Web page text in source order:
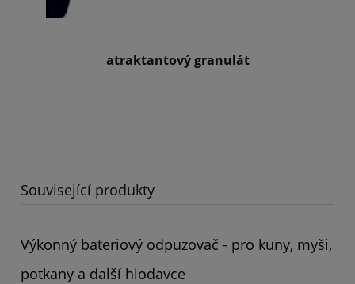
atraktantový granulát
Související produkty
Výkonný bateriový odpuzovač - pro kuny, myši,
potkany a další hlodavce